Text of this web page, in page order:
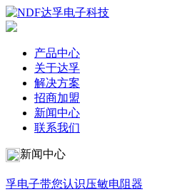
产品中心
关于达孚
解决方案
招商加盟
新闻中心
联系我们
新闻中心
孚电子带您认识压敏电阻器